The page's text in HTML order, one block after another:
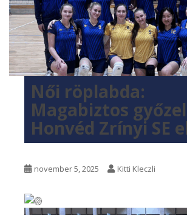
Női röplabda:
Magabiztos
Honvéd Zrínyi SE
november 5, 2025 Kitti Kleczli